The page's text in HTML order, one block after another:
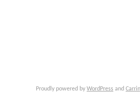
Proudly powered by WordPress and